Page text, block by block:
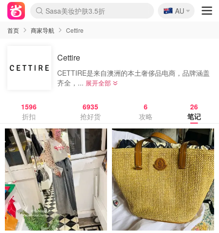
lululemon折扣上新
Sasa美妆护肤3.5折
SSENSE年中3折
FreshBeauty好价汇总
Cettire降价+叠9折
Farfetch折上8折
WWS Coles超市实拍
viagogo二手票捡漏
Myer清仓1折起
The Outnet奢牌1折起
David Jones 3折起
Flannels大牌1折
Perfumes Club护肤1折
AMIRO返校季6.2折
Oweek抽奖送Airpods
Amazon折扣汇总
eToro入金$200送$50
Amazon数码好物
ICONIC本周7.5折
ThedoubleF高奢地板价
Moose Knuckles 6折
丝芙兰5折起
EUFY官网3.7折起
Selenichast首饰2折
Trip机票酒店促销
YSL送5件彩妆礼
Amazon家居好物
BIGBANG巡演开票
David Jones时尚3折
Amazon美妆护肤
雅漾大喷$8
过敏原检测盒$33
伊索独家赠50ml沐浴露
科颜氏清仓3折
SEALIFE海洋馆门票6折
丝塔芙大白罐$16
订阅Newsletter送香薰
Cult Beauty 6.8折
Harrods圣诞日历2.3折
LN-CC奢牌私促3折
d'Alba空姐喷雾$16
EVE LOM套装逆天2折
Bernardelli独家4折
Adore Beauty 6折起
CT圣诞日历
Mytheresa奢品2.7折
Luxury Escapes 9折
Currentbody美容仪9折
卡诗9折+赠4件礼
MOON Garden Live
ALLSAINTS美衣3折
Roborock扫地机3.7折
Tingo Life水杯$24
🇦🇺
AU
首页 商家导航 Cettire
Cettire
CETTIRE是来自澳洲的本土奢侈品电商，品牌涵盖
齐全，... 展开全部
1596
折扣
6935
抢好货
6
攻略
26
笔记